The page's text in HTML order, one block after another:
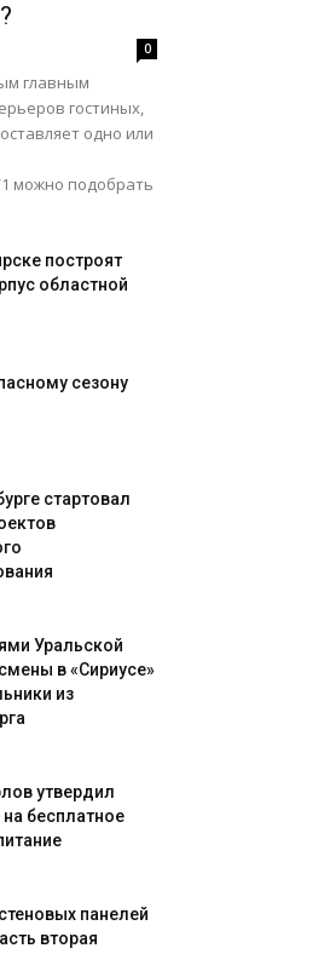
0
главным
гостиных,
одно или
можно подобрать
построят
областной
сезону
стартовал
Уральской
в «Сириусе»
из
утвердил
бесплатное
панелей
вторая